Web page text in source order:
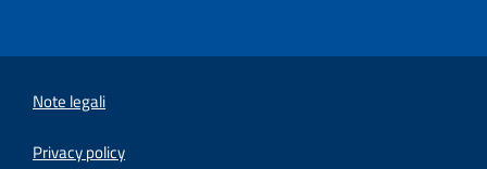
Note legali
Privacy policy